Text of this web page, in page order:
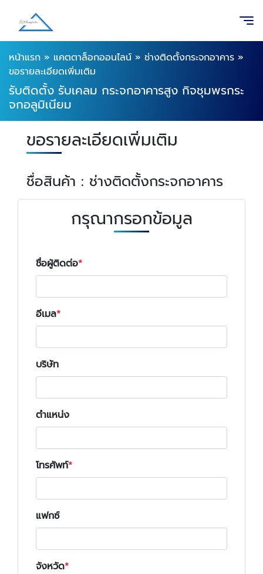
หน้าแรก » แคตตาล็อกออนไลน์ » ช่างติดตั้งกระจกอาคาร »
ขอรายละเอียดเพิ่มเติม
รับติดตั้ง รับเคลม กระจกอาคารสูง กิจชุมพรกระ
จกอลูมิเนียม
ขอรายละเอียดเพิ่มเติม
ชื่อสินค้า : ช่างติดตั้งกระจกอาคาร
กรุณากรอกข้อมูล
ชื่อผู้ติดต่อ
อีเมล
บริษัท
ตำแหน่ง
โทรศัพท์
แฟกซ์
จังหวัด